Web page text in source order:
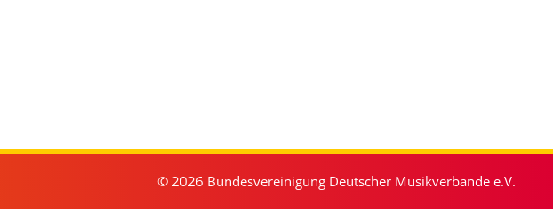
© 2026 Bundesvereinigung Deutscher Musikverbände e.V.